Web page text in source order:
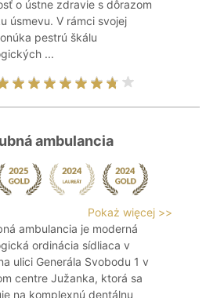
o ústne zdravie s dôrazom
úsmevu. V rámci svojej
pestrú škálu
...
ambulancia
Pokaż więcej >>
ambulancia je moderná
ordinácia sídliaca v
ulici Generála Svobodu 1 v
centre Južanka, ktorá sa
na komplexnú dentálnu